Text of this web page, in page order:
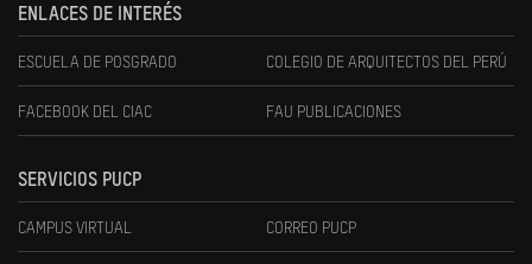
ENLACES DE INTERÉS
ESCUELA DE POSGRADO COLEGIO DE ARQUITECTOS DEL PERÚ
FACEBOOK DEL CIAC FAU PUBLICACIONES
SERVICIOS PUCP
CAMPUS VIRTUAL CORREO PUCP